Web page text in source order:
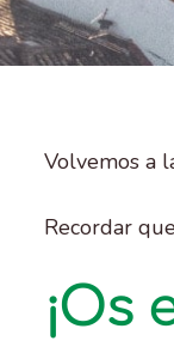
Volvemos a
Recordar
¡Os